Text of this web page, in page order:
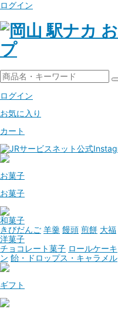
ログイン
ログイン
お気に入り
カート
お菓子
お菓子
和菓子
きびだんご 羊羹 饅頭 煎餅 大福
洋菓子
チョコレート菓子 ロールケーキ
ン 飴・ドロップス・キャラメル
ギフト